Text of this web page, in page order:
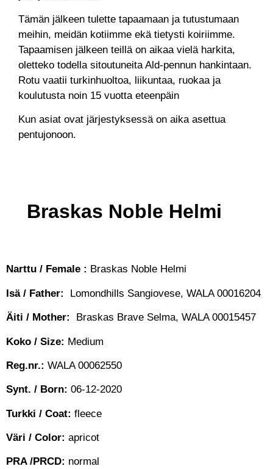
Tämän jälkeen tulette tapaamaan ja tutustumaan
meihin, meidän kotiimme ekä tietysti koiriimme.
Tapaamisen jälkeen teillä on aikaa vielä harkita,
oletteko todella sitoutuneita Ald-pennun hankintaan.
Rotu vaatii turkinhuoltoa, liikuntaa, ruokaa ja
koulutusta noin 15 vuotta eteenpäin
Kun asiat ovat järjestyksessä on aika asettua
pentujonoon.
Braskas Noble Helmi
Narttu / Female : Braskas Noble Helmi
Isä / Father: Lomondhills Sangiovese, WALA 00016204
Äiti / Mother: Braskas Brave Selma, WALA 00015457
Koko / Size: Medium
Reg.nr.: WALA 00062550
Synt. / Born: 06-12-2020
Turkki / Coat: fleece
Väri / Color: apricot
PRA /PRCD: normal